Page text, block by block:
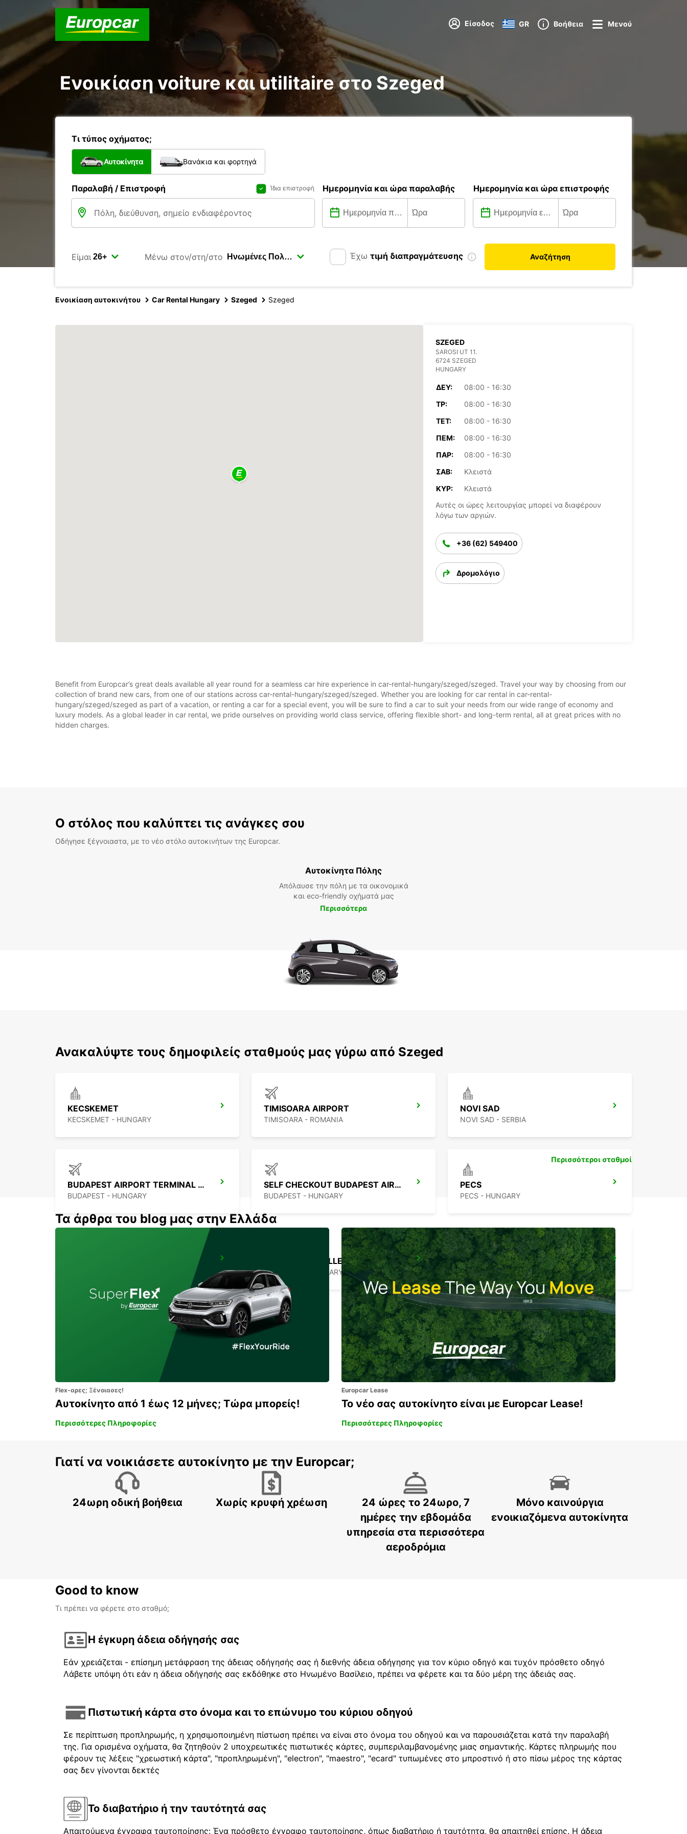
Είσοδος GR Βοήθεια Μενού
Ενοικίαση voiture και utilitaire στο Szeged
Τι τύπος οχήματος;
Αυτοκίνητα Βανάκια και φορτηγά
Παραλαβή / Επιστροφή Ίδια επιστροφή Ημερομηνία και ώρα παραλαβής Ημερομηνία και ώρα επιστροφής
Είμαι Μένω στον/στη/στο Έχω τιμή διαπραγμάτευσης Αναζήτηση
Ενοικίαση αυτοκινήτου Car Rental Hungary Szeged Szeged
SZEGED
SAROSI UT 11.
6724 SZEGED
HUNGARY
ΔΕΥ:
08:00 - 16:30
ΤΡ:
08:00 - 16:30
ΤΕΤ:
08:00 - 16:30
ΠΈΜ:
08:00 - 16:30
ΠΑΡ:
08:00 - 16:30
ΣΆΒ:
Κλειστά
ΚΥΡ:
Κλειστά
Αυτές οι ώρες λειτουργίας μπορεί να διαφέρουν
λόγω των αργιών.
+36 (62) 549400
Δρομολόγιο
Benefit from Europcar’s great deals available all year round for a seamless car hire experience in car-rental-hungary/szeged/szeged. Travel your way by choosing from our
collection of brand new cars, from one of our stations across car-rental-hungary/szeged/szeged. Whether you are looking for car rental in car-rental-
hungary/szeged/szeged as part of a vacation, or renting a car for a special event, you will be sure to find a car to suit your needs from our wide range of economy and
luxury models. As a global leader in car rental, we pride ourselves on providing world class service, offering flexible short- and long-term rental, all at great prices with no
hidden charges.
Ο στόλος που καλύπτει τις ανάγκες σου
Οδήγησε ξέγνοιαστα, με το νέο στόλο αυτοκινήτων της Europcar.
Αυτοκίνητα Πόλης
Απόλαυσε την πόλη με τα οικονομικά
και eco-friendly οχήματά μας
Περισσότερα
Ανακαλύψτε τους δημοφιλείς σταθμούς μας γύρω από Szeged
KECSKEMET
KECSKEMET - HUNGARY
TIMISOARA AIRPORT
TIMISOARA - ROMANIA
NOVI SAD
NOVI SAD - SERBIA
BUDAPEST AIRPORT TERMINAL 2B
BUDAPEST - HUNGARY
SELF CHECKOUT BUDAPEST AIRPORT
BUDAPEST - HUNGARY
PECS
PECS - HUNGARY
BUDAPEST PRIELLE
BUDAPEST - HUNGARY
ORADEA AIRPORT MEET AND GREET
ORADEA - ROMANIA
Περισσότεροι σταθμοί
Τα άρθρα του blog μας στην Ελλάδα
Flex-αρες; Ξένοιασες!
Αυτοκίνητο από 1 έως 12 μήνες; Τώρα μπορείς!
Περισσότερες Πληροφορίες
Europcar Lease
Το νέο σας αυτοκίνητο είναι με Europcar Lease!
Περισσότερες Πληροφορίες
Γιατί να νοικιάσετε αυτοκίνητο με την Europcar;
24ωρη οδική βοήθεια Χωρίς κρυφή χρέωση
24 ώρες το 24ωρο, 7
ημέρες την εβδομάδα
υπηρεσία στα περισσότερα
αεροδρόμια
Μόνο καινούργια
ενοικιαζόμενα αυτοκίνητα
Good to know
Τι πρέπει να φέρετε στο σταθμό;
Η έγκυρη άδεια οδήγησής σας
Εάν χρειάζεται - επίσημη μετάφραση της άδειας οδήγησής σας ή διεθνής άδεια οδήγησης για τον κύριο οδηγό και τυχόν πρόσθετο οδηγό
Λάβετε υπόψη ότι εάν η άδεια οδήγησής σας εκδόθηκε στο Ηνωμένο Βασίλειο, πρέπει να φέρετε και τα δύο μέρη της άδειάς σας.
Πιστωτική κάρτα στο όνομα και το επώνυμο του κύριου οδηγού
Σε περίπτωση προπληρωμής, η χρησιμοποιημένη πίστωση πρέπει να είναι στο όνομα του οδηγού και να παρουσιάζεται κατά την παραλαβή
της. Για ορισμένα οχήματα, θα ζητηθούν 2 υποχρεωτικές πιστωτικές κάρτες, συμπεριλαμβανομένης μιας σημαντικής. Κάρτες πληρωμής που
φέρουν τις λέξεις "χρεωστική κάρτα", "προπληρωμένη", "electron", "maestro", "ecard" τυπωμένες στο μπροστινό ή στο πίσω μέρος της κάρτας
σας δεν γίνονται δεκτές
Το διαβατήριο ή την ταυτότητά σας
Απαιτούμενα έγγραφα ταυτοποίησης: Ένα πρόσθετο έγγραφο ταυτοποίησης, όπως διαβατήριο ή ταυτότητα, θα απαιτηθεί επίσης. Η άδεια